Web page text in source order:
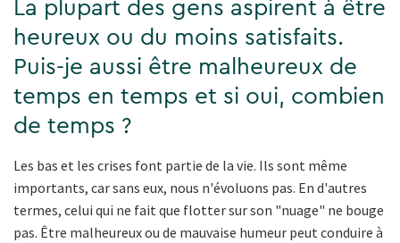
La plupart des gens aspirent à être
heureux ou du moins satisfaits.
Puis-je aussi être malheureux de
temps en temps et si oui, combien
de temps ?
Les bas et les crises font partie de la vie. Ils sont même
importants, car sans eux, nous n'évoluons pas. En d'autres
termes, celui qui ne fait que flotter sur son "nuage" ne bouge
pas. Être malheureux ou de mauvaise humeur peut conduire à